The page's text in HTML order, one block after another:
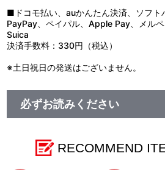
■ドコモ払い、auかんたん決済、ソフト
PayPay、ペイパル、Apple Pay、メル
Suica
決済手数料：330円（税込）
※土日祝日の発送はございません。
必ずお読みください
済」、「Pay-easy（ペイジー）」、「
なります。
※メール受信設定を行っているお客様に
RECOMMEND